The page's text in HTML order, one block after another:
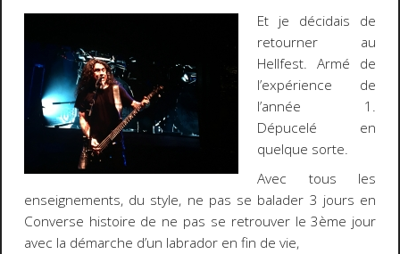
Et je décidais de
retourner au
Hellfest. Armé de
l’expérience de
l’année 1.
Dépucelé en
quelque sorte.
Avec tous les
enseignements, du style, ne pas se balader 3 jours en
Converse histoire de ne pas se retrouver le 3ème jour
avec la démarche d’un labrador en fin de vie,